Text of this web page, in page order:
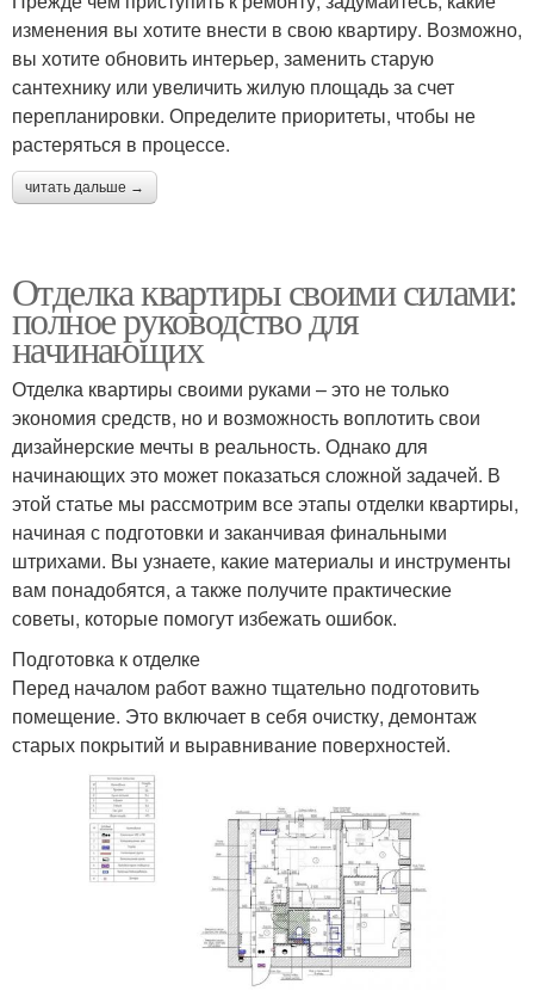
изменения вы хотите внести в свою квартиру. Возможно,
вы хотите обновить интерьер, заменить старую
сантехнику или увеличить жилую площадь за счет
перепланировки. Определите приоритеты, чтобы не
растеряться в процессе.
читать дальше →
Отделка квартиры своими силами:
полное руководство для
начинающих
Отделка квартиры своими руками – это не только
экономия средств, но и возможность воплотить свои
дизайнерские мечты в реальность. Однако для
начинающих это может показаться сложной задачей. В
этой статье мы рассмотрим все этапы отделки квартиры,
начиная с подготовки и заканчивая финальными
штрихами. Вы узнаете, какие материалы и инструменты
вам понадобятся, а также получите практические
советы, которые помогут избежать ошибок.
Подготовка к отделке
Перед началом работ важно тщательно подготовить
помещение. Это включает в себя очистку, демонтаж
старых покрытий и выравнивание поверхностей.